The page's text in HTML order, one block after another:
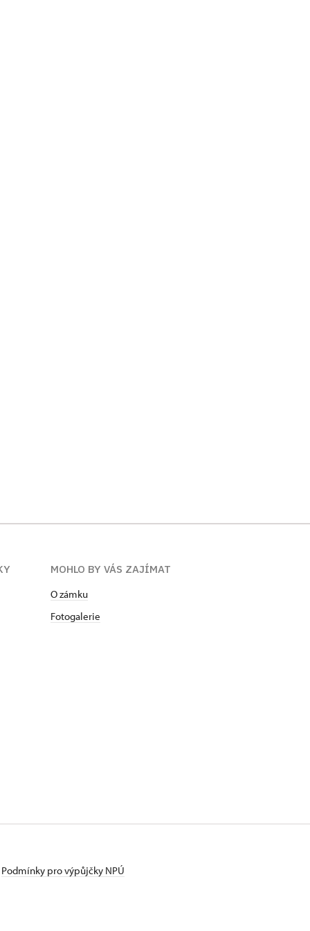
MOHLO BY VÁS ZAJÍMAT
O zámku
Fotogalerie
Podmínky pro výpůjčky NPÚ